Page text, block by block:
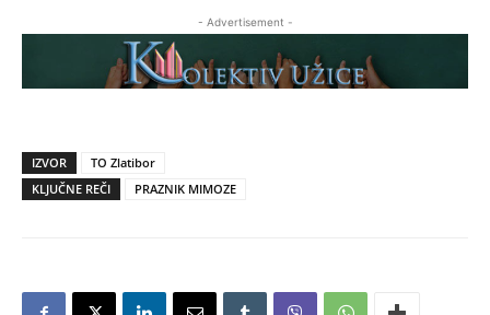
- Advertisement -
IZVOR
TO Zlatibor
KLJUČNE REČI
PRAZNIK MIMOZE